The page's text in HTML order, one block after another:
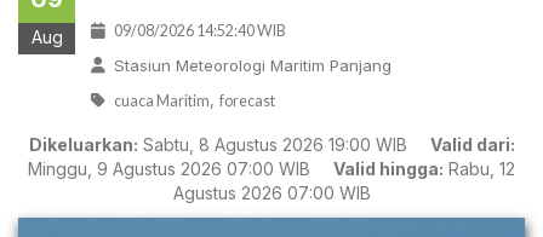
Aug 09/08/2026 14:52:40 WIB
Stasiun Meteorologi Maritim Panjang
cuaca Maritim, forecast
Dikeluarkan: Sabtu, 8 Agustus 2026 19:00 WIB
Valid dari:
Minggu, 9 Agustus 2026 07:00 WIB
Valid hingga: Rabu, 12
Agustus 2026 07:00 WIB